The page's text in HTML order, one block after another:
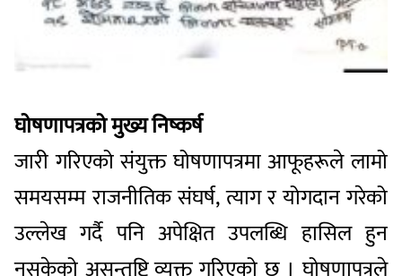
घोषणापत्रको मुख्य निष्कर्ष
जारी गरिएको संयुक्त घोषणापत्रमा आफूहरूले लामो
समयसम्म राजनीतिक संघर्ष, त्याग र योगदान गरेको
उल्लेख गर्दै पनि अपेक्षित उपलब्धि हासिल हुन